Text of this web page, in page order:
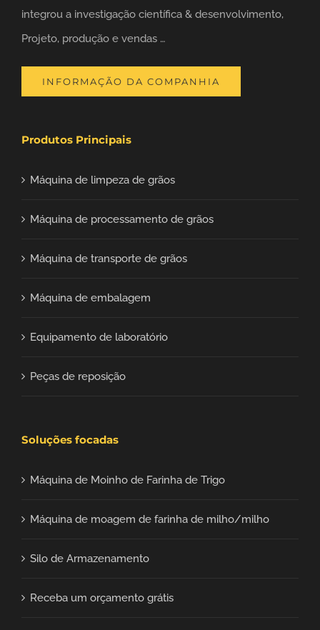
integrou a investigação científica & desenvolvimento,
Projeto, produção e vendas …
INFORMAÇÃO DA COMPANHIA
Produtos Principais
Máquina de limpeza de grãos
Máquina de processamento de grãos
Máquina de transporte de grãos
Máquina de embalagem
Equipamento de laboratório
Peças de reposição
Soluções focadas
Máquina de Moinho de Farinha de Trigo
Máquina de moagem de farinha de milho/milho
Silo de Armazenamento
Receba um orçamento grátis